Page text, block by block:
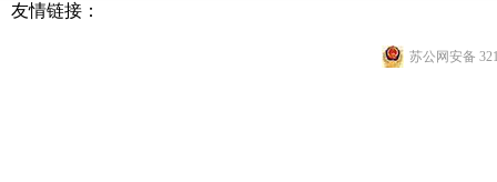
友情链接：
苏公网安备